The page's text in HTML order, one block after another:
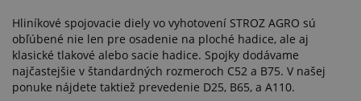
Hliníkové spojovacie diely vo vyhotovení STROZ AGRO sú
obľúbené nie len pre osadenie na ploché hadice, ale aj
klasické tlakové alebo sacie hadice. Spojky dodávame
najčastejšie v štandardných rozmeroch C52 a B75. V našej
ponuke nájdete taktiež prevedenie D25, B65, a A110.